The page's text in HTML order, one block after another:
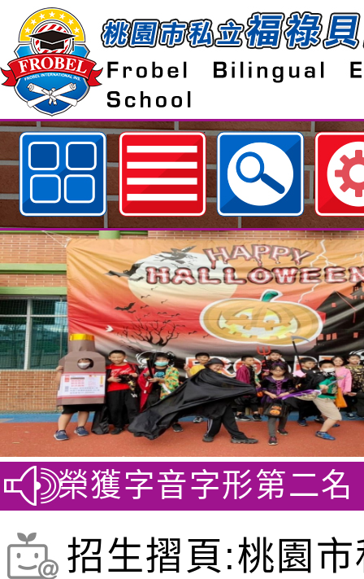
歡迎參觀：桃園市私立福祿貝爾雙
獲字音字形第二名 賀
招生摺頁:桃園